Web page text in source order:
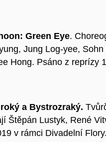
Green Eye.
Jung Log-yee,
Hong. Psáno z reprízy
a Bystrozraký.
Štěpán Lustyk, René
v rámci Divadelní Flory.